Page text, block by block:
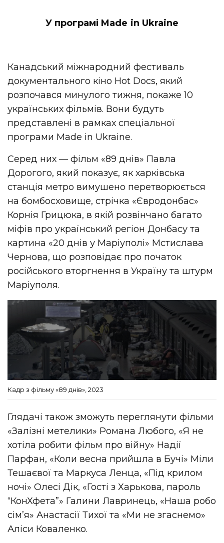
У програмі Made in Ukraine
Канадський міжнародний фестиваль
документального кіно Hot Docs, який
розпочався минулого тижня, покаже 10
українських фільмів. Вони будуть
представлені в рамках спеціальної
програми Made in Ukraine.
Серед них — фільм «89 днів» Павла
Дорогого, який показує, як харківська
станція метро вимушено перетворюється
на бомбосховище, стрічка «Євродонбас»
Корнія Грицюка, в якій розвінчано багато
міфів про український регіон Донбасу та
картина «20 днів у Маріуполі» Мстислава
Чернова, що розповідає про початок
російського вторгнення в Україну та штурм
Маріуполя.
Кадр з фільму «89 днів», 2023
Глядачі також зможуть переглянути фільми
«Залізні метелики» Романа Любого, «Я не
хотіла робити фільм про війну» Надії
Парфан, «Коли весна прийшла в Бучі» Міли
Тешаєвої та Маркуса Ленца, «Під крилом
ночі» Олесі Дік, «Гості з Харькова, пароль
“КонХфета”» Галини Лавринець, «Наша робо
сім’я» Анастасії Тихої та «Ми не згаснемо»
Аліси Коваленко.